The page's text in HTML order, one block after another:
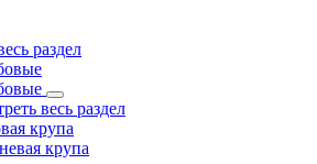
раздел
весь раздел
крупа
крупа